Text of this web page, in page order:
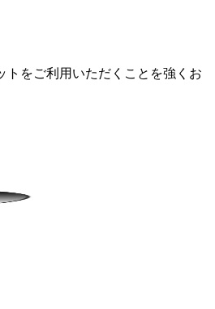
トをご利用いただくことを強くお